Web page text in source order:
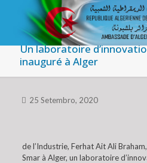
Un laboratoire
inauguré à Alger
25 Setembro, 2020
de l’Industrie, Ferhat Ait Ali
Smar à Alger, un laboratoire